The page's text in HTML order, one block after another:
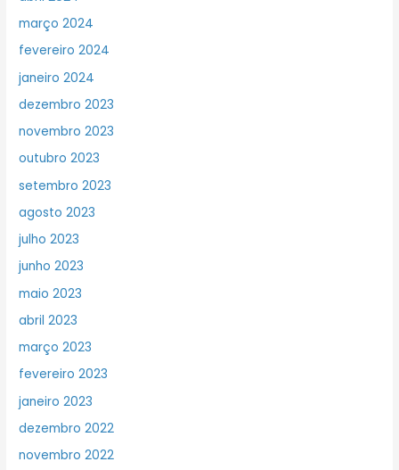
março 2024
fevereiro 2024
janeiro 2024
dezembro 2023
novembro 2023
outubro 2023
setembro 2023
agosto 2023
julho 2023
junho 2023
maio 2023
abril 2023
março 2023
fevereiro 2023
janeiro 2023
dezembro 2022
novembro 2022